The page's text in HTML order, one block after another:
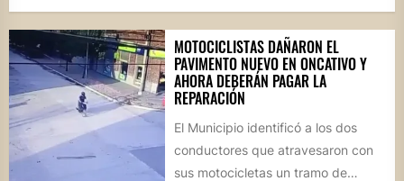
MOTOCICLISTAS DAÑARON EL
PAVIMENTO NUEVO EN ONCATIVO Y
AHORA DEBERÁN PAGAR LA
REPARACIÓN
El Municipio identificó a los dos
conductores que atravesaron con
sus motocicletas un tramo de